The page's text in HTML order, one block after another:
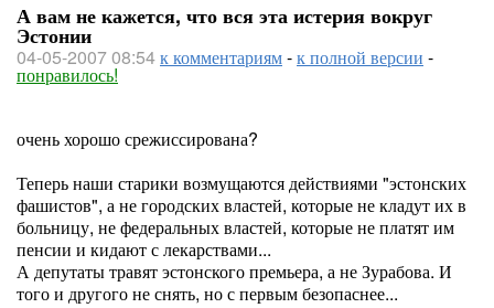
А вам не кажется, что вся эта истерия вокруг
Эстонии
04-05-2007 08:54к комментариям-к полной версии -
понравилось!
очень хорошо срежиссирована?
Теперь наши старики возмущаются действиями "эстонских
фашистов", а не городских властей, которые не кладут их в
больницу, не федеральных властей, которые не платят им
пенсии и кидают с лекарствами...
А депутаты травят эстонского премьера, а не Зурабова. И
того и другого не снять, но с первым безопаснее...